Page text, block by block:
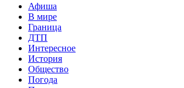
Афиша
В мире
Граница
ДТП
Интересное
История
Общество
Погода